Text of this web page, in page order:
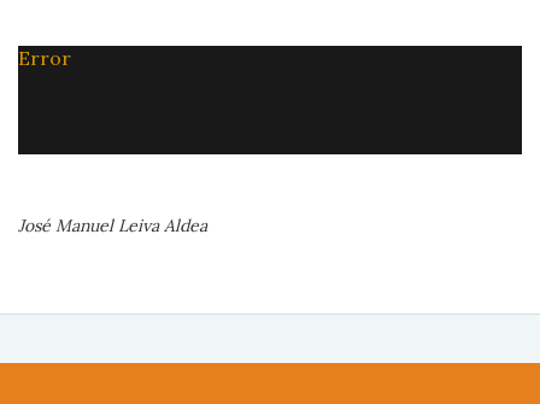
Error
José Manuel Leiva Aldea